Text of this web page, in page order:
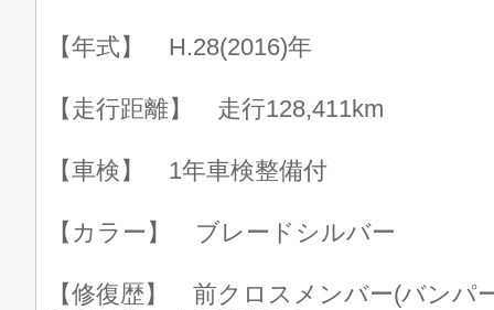
【年式】 H.28(2016)年
【走行距離】 走行128,411km
【車検】 1年車検整備付
【カラー】 ブレードシルバー
【修復歴】 前クロスメンバー(バンパ